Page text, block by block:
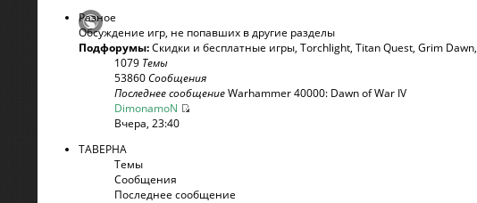
Разное
Обсуждение игр, не попавших в другие разделы
Подфорумы:Скидки и бесплатные игры, Torchlight, Titan Quest, Grim Dawn,
1079 Темы
53860Сообщения
Последнее сообщениеWarhammer 40000: Dawn of War IV
DimonamoN
Вчера, 23:40
ТАВЕРНА
Темы
Сообщения
Последнее сообщение